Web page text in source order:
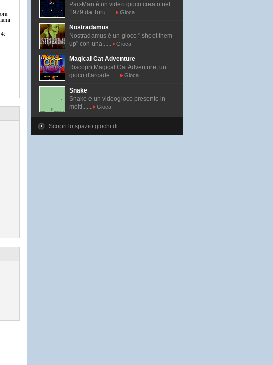
Pac-Man é un video gioco creato nel
1979 da Toru......
Gioca
Nostradamus
Nostradamus è un gioco " shoot them
up" con una......
Gioca
Magical Cat Adventure
Riscopri Magical Cat Adventure, un
gioco d'arcade......
Gioca
Snake
Snake è un videogioco presente in
molti......
Gioca
Scopri lo spazio giochi di